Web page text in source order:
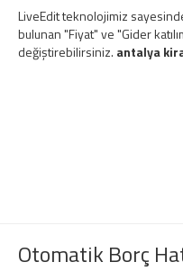
LiveEdit teknolojimiz
bulunan "Fiyat" ve "Gider
değiştirebilirsiniz. antalya
Otomatik Borç